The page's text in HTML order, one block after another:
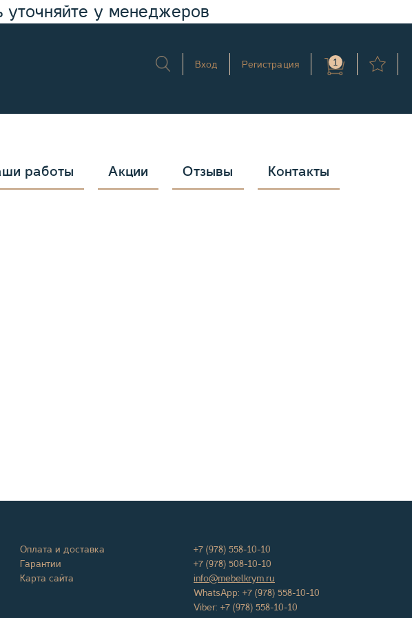
уточняйте у менеджеров
Вход Регистрация 1
работы Акции Отзывы Контакты
Оплата и доставка
Гарантии
Карта сайта
+7 (978) 558-10-10
+7 (978) 508-10-10
info@mebelkrym.ru
WhatsApp: +7 (978) 558-10-10
Viber: +7 (978) 558-10-10